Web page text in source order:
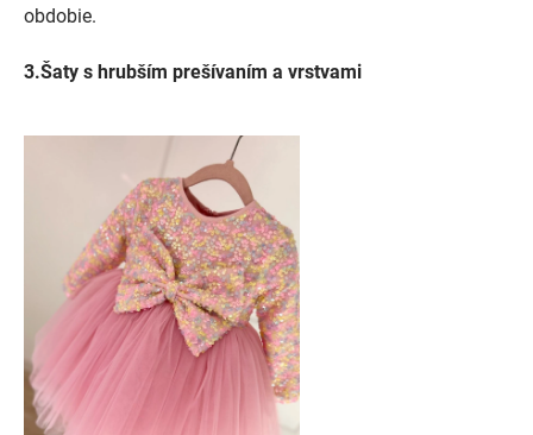
obdobie.
3.Šaty s hrubším prešívaním a vrstvami